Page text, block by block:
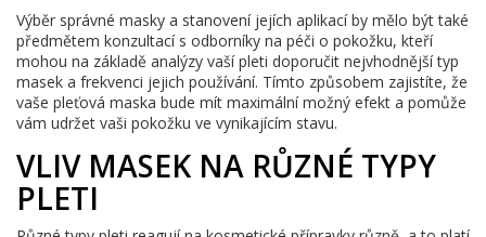
Výběr správné masky a stanovení jejích aplikací by mělo být také
předmětem konzultací s odborníky na péči o pokožku, kteří
mohou na základě analýzy vaší pleti doporučit nejvhodnější typ
masek a frekvenci jejich používání. Tímto způsobem zajistíte, že
vaše pleťová maska bude mít maximální možný efekt a pomůže
vám udržet vaši pokožku ve vynikajícím stavu.
VLIV MASEK NA RŮZNÉ TYPY
PLETI